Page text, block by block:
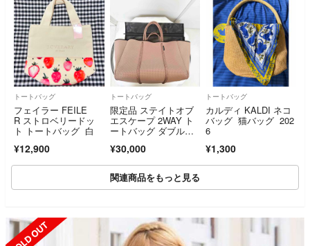
トートバッグ
フェイラー FEILE
R ストロベリードッ
ト トートバッグ 白
¥12,900
トートバッグ
限定品 ステイトオブ
エスケープ 2WAY ト
ートバッグ ダブルハ
¥30,000
トートバッグ
カルディ KALDI ネコ
バッグ 猫バッグ 202
6
¥1,300
関連商品をもっと見る